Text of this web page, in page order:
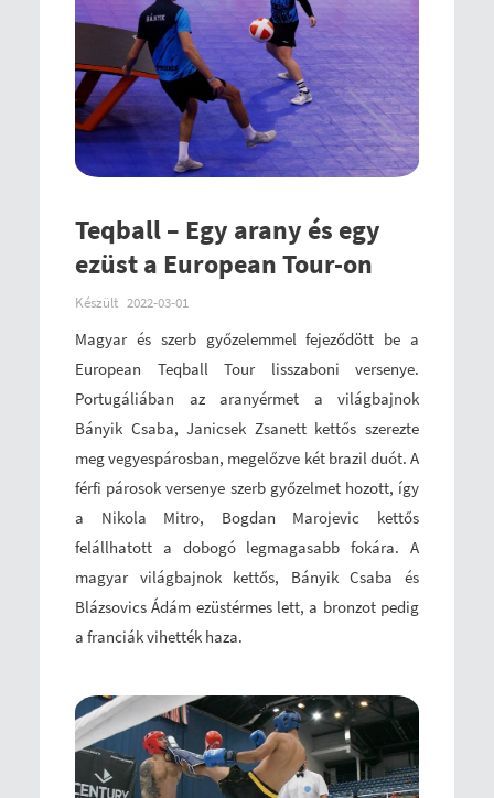
Teqball – Egy arany és egy
ezüst a European Tour-on
Készült 2022-03-01
Magyar és szerb győzelemmel fejeződött be a
European Teqball Tour lisszaboni versenye.
Portugáliában az aranyérmet a világbajnok
Bányik Csaba, Janicsek Zsanett kettős szerezte
meg vegyespárosban, megelőzve két brazil duót. A
férfi párosok versenye szerb győzelmet hozott, így
a Nikola Mitro, Bogdan Marojevic kettős
felállhatott a dobogó legmagasabb fokára. A
magyar világbajnok kettős, Bányik Csaba és
Blázsovics Ádám ezüstérmes lett, a bronzot pedig
a franciák vihették haza.